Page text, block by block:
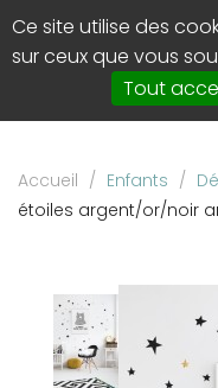
Accueil / Enfants /
étoiles argent/or/noir
Panneau de gestion des
Ce site utilise des
sur ceux que vous
Tout